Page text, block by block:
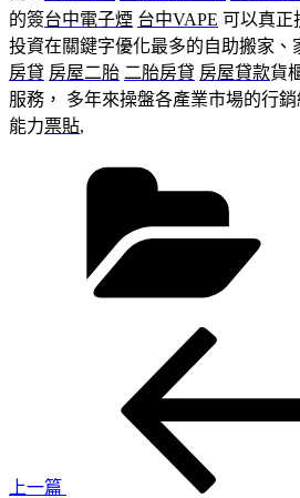
的簽台中電子煙 台中VAPE 可以真正
投資在關鍵字優化最多的自助搬家、
房貸 房屋二胎 二胎房貸 房屋貸款貨
服務， 多年來操盤各產業市場的行
能力票貼,
上一篇